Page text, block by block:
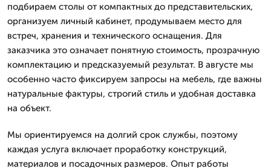
подбираем столы от компактных до представительских,
организуем личный кабинет, продумываем место для
встреч, хранения и технического оснащения. Для
заказчика это означает понятную стоимость, прозрачную
комплектацию и предсказуемый результат. В августе мы
особенно часто фиксируем запросы на мебель, где важны
натуральные фактуры, строгий стиль и удобная доставка
на объект.
Мы ориентируемся на долгий срок службы, поэтому
каждая услуга включает проработку конструкций,
материалов и посадочных размеров. Опыт работы